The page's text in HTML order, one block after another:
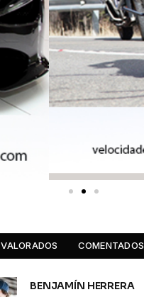
VALORADOS COMENTADOS
BENJAMÍN HERRERA